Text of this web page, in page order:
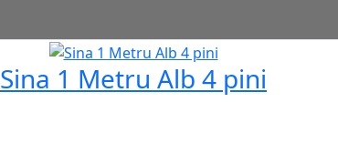
Sina 1 Metru Alb 4 pini